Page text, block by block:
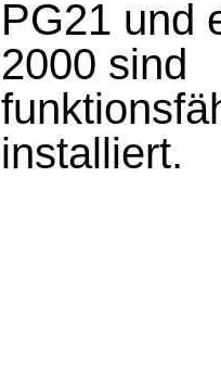
PG21 und
2000 sind
installiert.